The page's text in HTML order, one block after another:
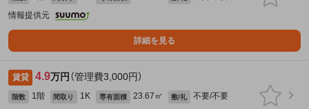
情報提供元
詳細を見る
賃貸 4.9万円 （管理費3,000円）
階数 1階 間取り 1K 専有面積 23.67㎡ 敷/礼
不要/不要